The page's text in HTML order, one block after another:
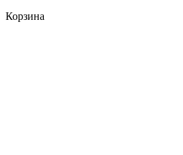
Корзина